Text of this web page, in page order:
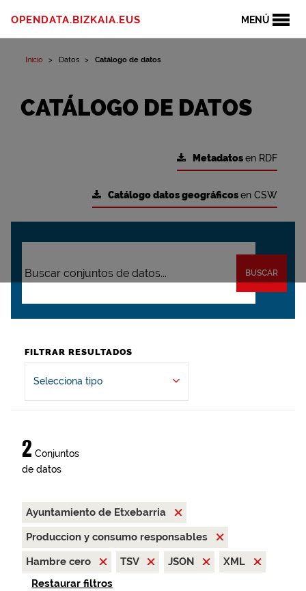
MENÚ
OPENDATA.BIZKAIA.EUS
Inicio Datos Catálogo de datos
CATÁLOGO DE DATOS
Metadatosen RDF
Catálogo datos geográficosen CSW
BUSCAR
FILTRAR RESULTADOS
Selecciona tipo
2 Conjuntos
de datos
Ayuntamiento de Etxebarria
Produccion y consumo responsables
Hambre cero
TSV JSON
XML
Restaurar filtros